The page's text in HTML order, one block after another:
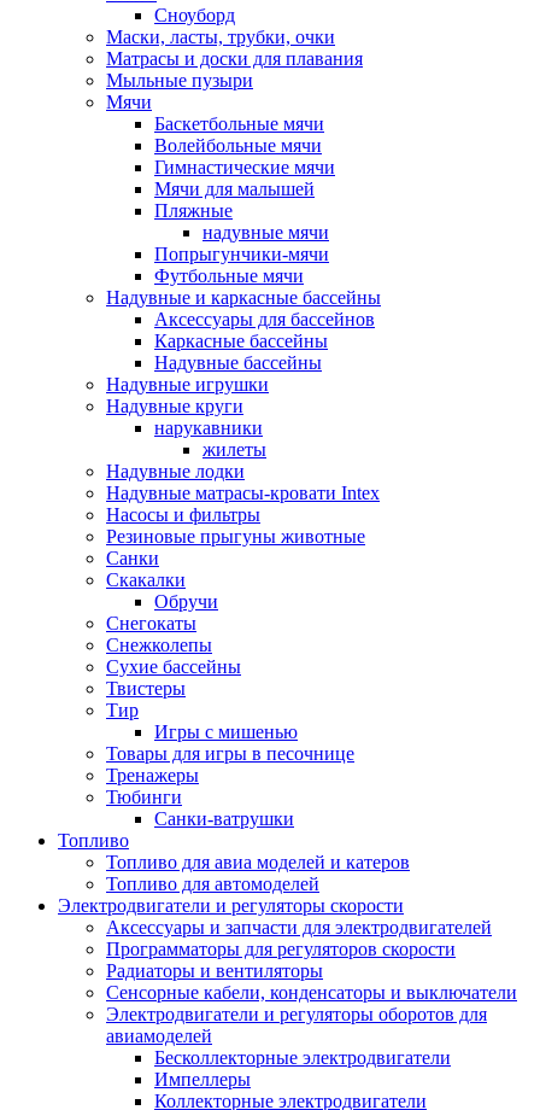
Сноуборд
Маски, ласты, трубки, очки
Матрасы и доски для плавания
Мыльные пузыри
Мячи
Баскетбольные мячи
Волейбольные мячи
Гимнастические мячи
Мячи для малышей
Пляжные
надувные мячи
Попрыгунчики-мячи
Футбольные мячи
Надувные и каркасные бассейны
Аксессуары для бассейнов
Каркасные бассейны
Надувные бассейны
Надувные игрушки
Надувные круги
нарукавники
жилеты
Надувные лодки
Надувные матрасы-кровати Intex
Насосы и фильтры
Резиновые прыгуны животные
Санки
Скакалки
Обручи
Снегокаты
Снежколепы
Сухие бассейны
Твистеры
Тир
Игры с мишенью
Товары для игры в песочнице
Тренажеры
Тюбинги
Санки-ватрушки
Топливо
Топливо для авиа моделей и катеров
Топливо для автомоделей
Электродвигатели и регуляторы скорости
Аксессуары и запчасти для электродвигателей
Программаторы для регуляторов скорости
Радиаторы и вентиляторы
Сенсорные кабели, конденсаторы и выключатели
Электродвигатели и регуляторы оборотов для
авиамоделей
Бесколлекторные электродвигатели
Импеллеры
Коллекторные электродвигатели